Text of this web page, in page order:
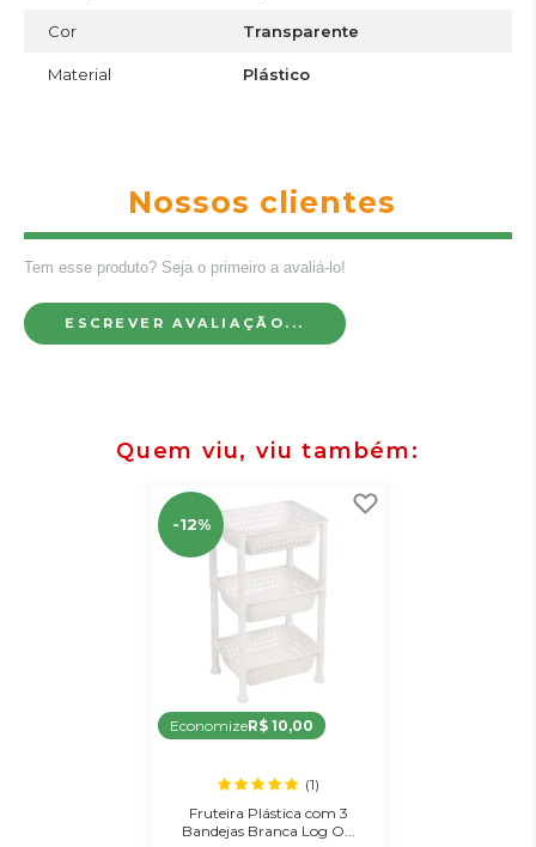
Cor Transparente
Material Plástico
Nossos clientes
Tem esse produto? Seja o primeiro a avaliá-lo!
ESCREVER AVALIAÇÃO...
Quem viu, viu também
-12%
EconomizeR$ 10,00
(1)
Fruteira Plástica com 3
Bandejas Branca Log O...